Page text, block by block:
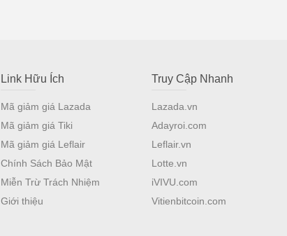
Link Hữu Ích
Mã giảm giá Lazada
Mã giảm giá Tiki
Mã giảm giá Leflair
Chính Sách Bảo Mật
Miễn Trừ Trách Nhiệm
Giới thiệu
Truy Cập Nhanh
Lazada.vn
Adayroi.com
Leflair.vn
Lotte.vn
iVIVU.com
Vitienbitcoin.com